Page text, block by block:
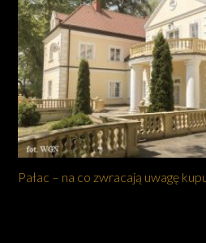
Pałac – na co zwracają uwagę